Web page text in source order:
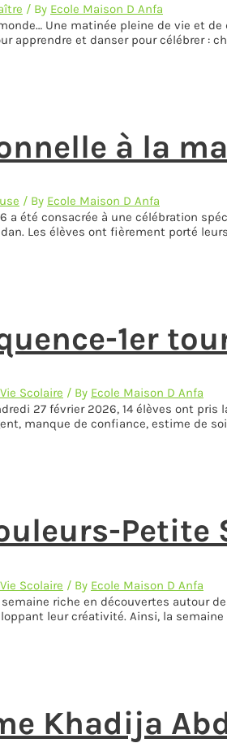
/ By Ecole Maison D Anfa
Une matinée pleine de vie et
apprendre et danser pour célébrer
à la
/ By Ecole Maison D Anfa
a été consacrée à une célébration
Les élèves ont fièrement porté
1er
Vie Scolaire / By Ecole Maison D Anfa
27 février 2026, 14 élèves ont
manque de confiance, estime de
Petite
Vie Scolaire / By Ecole Maison D Anfa
riche en découvertes autour
leur créativité. Ainsi, la
Khadija